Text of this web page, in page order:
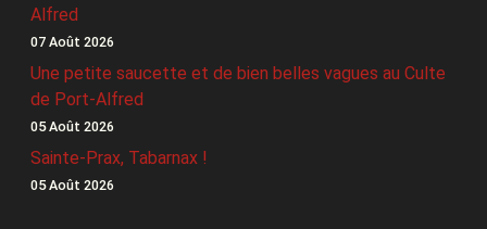
Alfred
07 Août 2026
Une petite saucette et de bien belles vagues au Culte
de Port-Alfred
05 Août 2026
Sainte-Prax, Tabarnax !
05 Août 2026